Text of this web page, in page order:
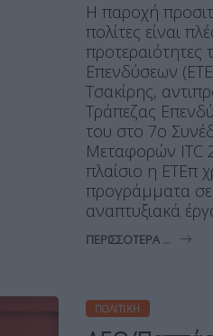
Η παροχή
πολίτες είναι
προτεραιότητες
Επενδύσεων
Τσακίρης,
Τράπεζας
του στο 7ο
Μεταφορών ITC
πλαίσιο η ΕΤΕπ
προγράμματα σε
αναπτυξιακά
ΠΕΡΙΣΣΌΤΕΡΑ ...
ΠΟΛΙΤΙΚΉ